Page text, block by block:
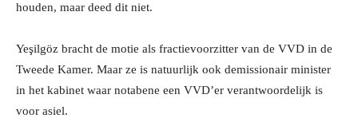
houden, maar deed dit niet.
Yeşilgöz bracht de motie als fractievoorzitter van de VVD in de
Tweede Kamer. Maar ze is natuurlijk ook demissionair minister
in het kabinet waar notabene een VVD’er verantwoordelijk is
voor asiel.